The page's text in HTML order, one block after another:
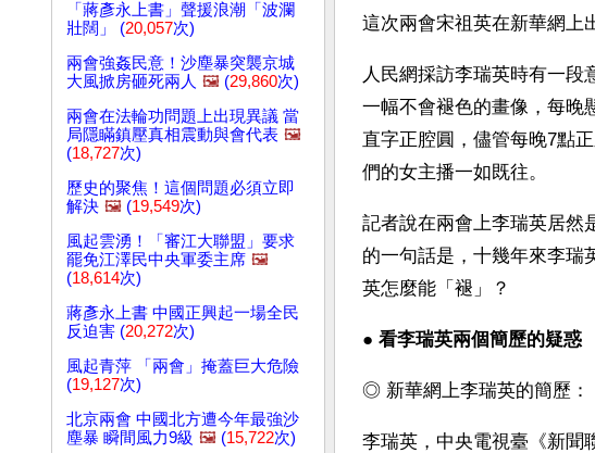
「蔣彥永上書」聲援浪潮「波瀾
壯闊」 (20,057次)
兩會強姦民意！沙塵暴突襲京城
大風掀房砸死兩人 🖼️ (29,860次)
兩會在法輪功問題上出現異議 當
局隱瞞鎮壓真相震動與會代表 🖼️
(18,727次)
歷史的聚焦！這個問題必須立即
解決 🖼️ (19,549次)
風起雲湧！「審江大聯盟」要求
罷免江澤民中央軍委主席 🖼️
(18,614次)
蔣彥永上書 中國正興起一場全民
反迫害 (20,272次)
風起青萍 「兩會」掩蓋巨大危險
(19,127次)
北京兩會 中國北方遭今年最強沙
塵暴 瞬間風力9級 🖼️ (15,722次)
這次兩會宋祖英在新華網上
人民網採訪李瑞英時有一段
一幅不會褪色的畫像，每晚
直字正腔圓，儘管每晚7點
們的女主播一如既往。
記者說在兩會上李瑞英居然
的一句話是，十幾年來李瑞
英怎麼能「褪」？
● 看李瑞英兩個簡歷的疑惑
◎ 新華網上李瑞英的簡歷：
李瑞英，中央電視臺《新聞